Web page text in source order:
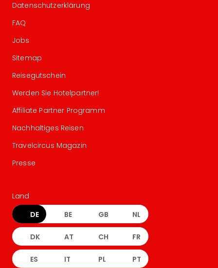
Datenschutzerklärung
FAQ
Jobs
Sitemap
Reisegutschein
Werden Sie Hotelpartner!
Affiliate Partner Programm
Nachhaltiges Reisen
Travelcircus Magazin
Presse
Land
DE BE GB NL
DK AT CH FR
ES IT PL PT